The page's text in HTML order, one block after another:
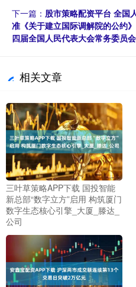
下一篇： 股市策略配资平台 全国
准《关于建立国际调解院的公约
四届全国人民代表大会常务委员
相关文章
三叶草策略APP下载 国投智能
新总部“数字立方”启用 构筑厦门
数字生态核心引擎_大厦_滕达_
公司